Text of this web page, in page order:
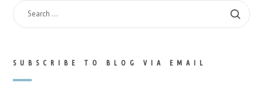
SEARCH
FOR:
SUBSCRIBE TO BLOG VIA EMAIL